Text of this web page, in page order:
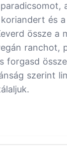
és
össze a
ranchot,
forgasd
szerint